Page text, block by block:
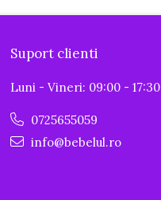
Suport clienti
Luni - Vineri: 09:00 - 17:30
0725655059
info@bebelul.ro